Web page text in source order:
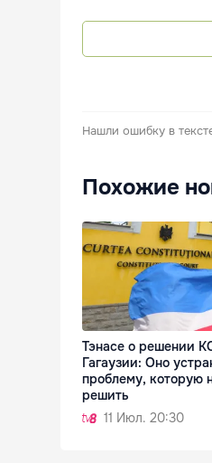
Нашли ошибку в
Похожие
Тэнасе о решении
Гагаузии: Оно
проблему, которую
решить
11 Июл. 20:30